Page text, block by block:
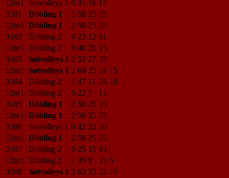
12m1 hotvolleys 1 0 31 16 15
3101
Döbling 1 2 50 25 25
12m1
Döbling 1 2 50 25 25
3102
Döbling 2 0 23 12 11
12m1
Döbling 2 0 40 25 15
3103
hotvolleys 1 2 52 27 25
12m1
hotvolleys 1 2 64 25 24 15
3104
Döbling 2 1 47 11 26 10
12m1
Döbling 2 0 22 7
15
3105
Döbling 1 2 50 25 25
12m1
Döbling 1 2 50 25 25
3106
hotvolleys 1 0 42 22 20
12m1
Döbling 1 2 50 25 25
3107
Döbling 2 0 25 15 10
12m1
Döbling 2 1 39 9 25 5
3108
hotvolleys 1 2 62 25 22 15